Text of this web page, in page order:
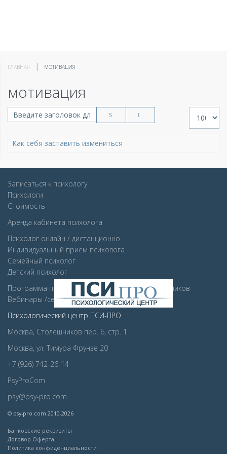
ГЛАВНАЯ МОТИВАЦИЯ
мотивация
Введите заголовок для поиска...
Как себя заставить измениться
Записаться к психологу
Психологи
Стоимость
Аренда кабинета психолога
Психолог онлайн / дистанционно
Индивидуальный прием психолога
Семейный психолог
Детcкий психолог
Программа психологической поддержки сотрудников
Вебинары /семинара для компаний
Психологический центр ПСИ-ПРО
Москва, Столешников пер. 6, стр. 1
Москва, ул. Тимура Фрунзе 20
+7 (926) 742-26-14
PsyProCom
psy@psy-pro.com
© psy-pro.com 2010-2026
Банковские реквизиты
Договор Оферта
Политика конфиденциальности